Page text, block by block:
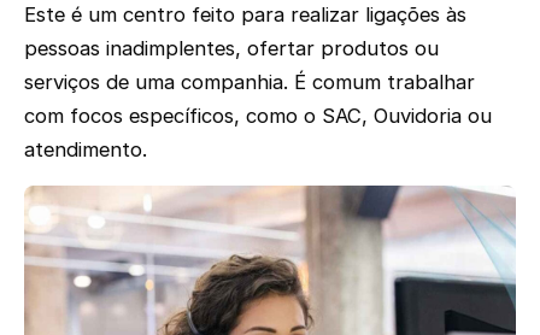
Este é um centro feito para realizar ligações às
pessoas inadimplentes, ofertar produtos ou
serviços de uma companhia. É comum trabalhar
com focos específicos, como o SAC, Ouvidoria ou
atendimento.